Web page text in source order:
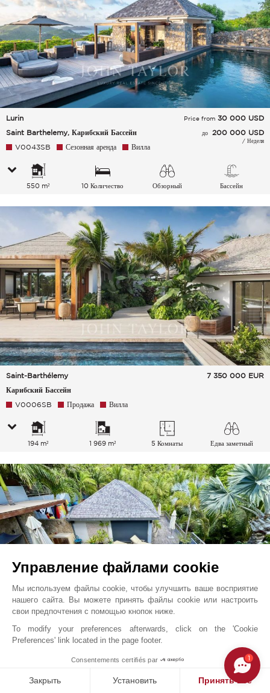
Lurin
Saint Barthelemy, Карибский Бассейн
Price from 30 000 USD
до 200 000 USD
/ Неделя
V0043SB Сезонная аренда Вилла
550 m²
10 Количество
Обзорный Бассейн
Saint-Barthélemy
Карибский Бассейн
7 350 000 EUR
V0006SB Продажа Вилла
194 m² 1 969 m² 5 Комнаты
Едва заметный
Saint-Barthélemy
5 250 000 EUR
Продажа Вилла
Управление файлами cookie
Мы используем файлы cookie, чтобы улучшить ваше восприятие
нашего сайта. Вы можете принять файлы cookie или настроить
свои предпочтения с помощью кнопок ниже.
To modify your preferences afterwards, click on the 'Cookie
Preferences' link located in the page footer.
Consentements certifiés par
Закрыть Установить Принять все
1